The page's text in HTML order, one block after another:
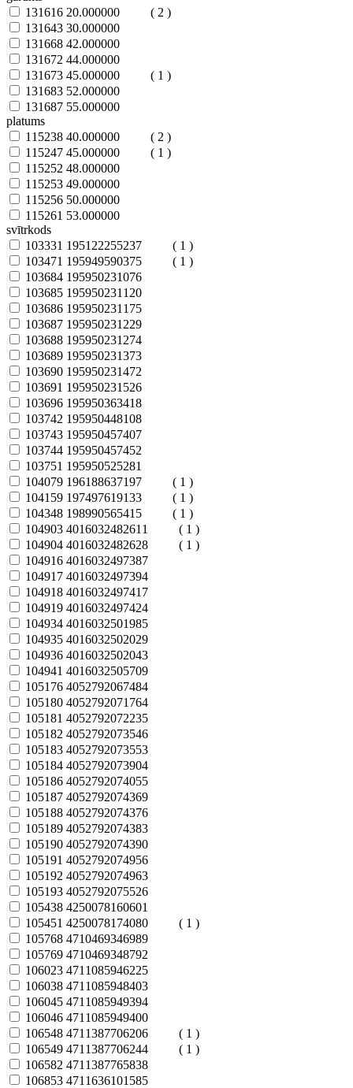
131616 20.000000
( 2 )
131643 30.000000
131668 42.000000
131672 44.000000
131673 45.000000
( 1 )
131683 52.000000
131687 55.000000
platums
115238 40.000000
( 2 )
115247 45.000000
( 1 )
115252 48.000000
115253 49.000000
115256 50.000000
115261 53.000000
svītrkods
103331 195122255237
( 1 )
103471 195949590375
( 1 )
103684 195950231076
103685 195950231120
103686 195950231175
103687 195950231229
103688 195950231274
103689 195950231373
103690 195950231472
103691 195950231526
103696 195950363418
103742 195950448108
103743 195950457407
103744 195950457452
103751 195950525281
104079 196188637197
( 1 )
104159 197497619133
( 1 )
104348 198990565415
( 1 )
104903 4016032482611
( 1 )
104904 4016032482628
( 1 )
104916 4016032497387
104917 4016032497394
104918 4016032497417
104919 4016032497424
104934 4016032501985
104935 4016032502029
104936 4016032502043
104941 4016032505709
105176 4052792067484
105180 4052792071764
105181 4052792072235
105182 4052792073546
105183 4052792073553
105184 4052792073904
105186 4052792074055
105187 4052792074369
105188 4052792074376
105189 4052792074383
105190 4052792074390
105191 4052792074956
105192 4052792074963
105193 4052792075526
105438 4250078160601
105451 4250078174080
( 1 )
105768 4710469346989
105769 4710469348792
106023 4711085946225
106038 4711085948403
106045 4711085949394
106046 4711085949400
106548 4711387706206
( 1 )
106549 4711387706244
( 1 )
106582 4711387765838
106853 4711636101585